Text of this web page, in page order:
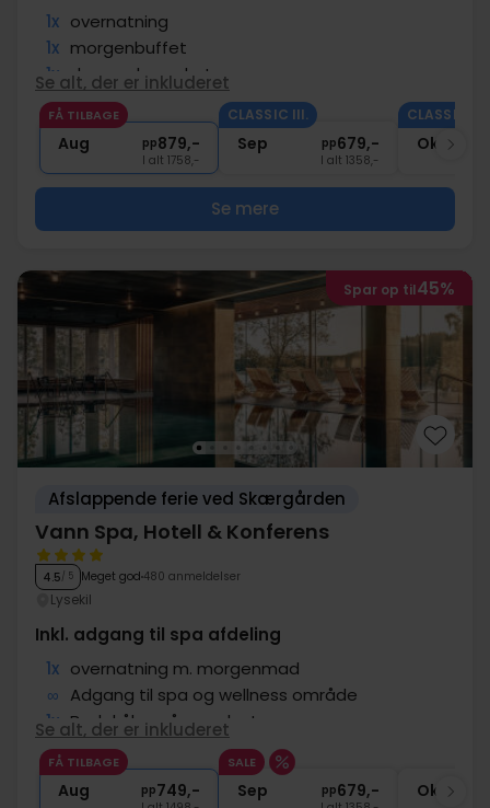
1x overnatning
1x morgenbuffet
1x dagens hovedret
1x Adgang til spa afdeling
∞ Brug af indendørs pool og wellness
Se alt, der er inkluderet
FÅ TILBAGE
Aug pp879,-
I alt 1758,-
CLASSIC III.
Sep pp679,-
I alt 1358,-
CLASSIC III.
Okt
Se mere
Spar op til45%
Afslappende ferie ved Skærgården
Vann Spa, Hotell & Konferens
4.5/ 5 Meget god 480 anmeldelser
Lysekil
Inkl. adgang til spa afdeling
1x overnatning m. morgenmad
∞ Adgang til spa og wellness område
1x Badekåbe på værelset
1x kaffe to go
∞ Gratis internet
Se alt, der er inkluderet
FÅ TILBAGE
Aug pp749,-
SALE
Sep pp679,- Okt